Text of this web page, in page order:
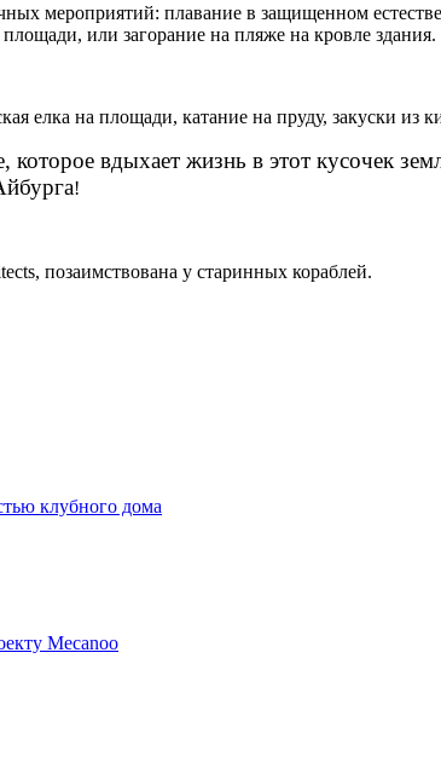
мероприятий: плавание в защищенном
или загорание на пляже на кровле здания.
елка на площади, катание на пруду, закуски из
которое вдыхает жизнь в этот кусочек
!
позаимствована у старинных кораблей.
клубного дома
Mecanoo